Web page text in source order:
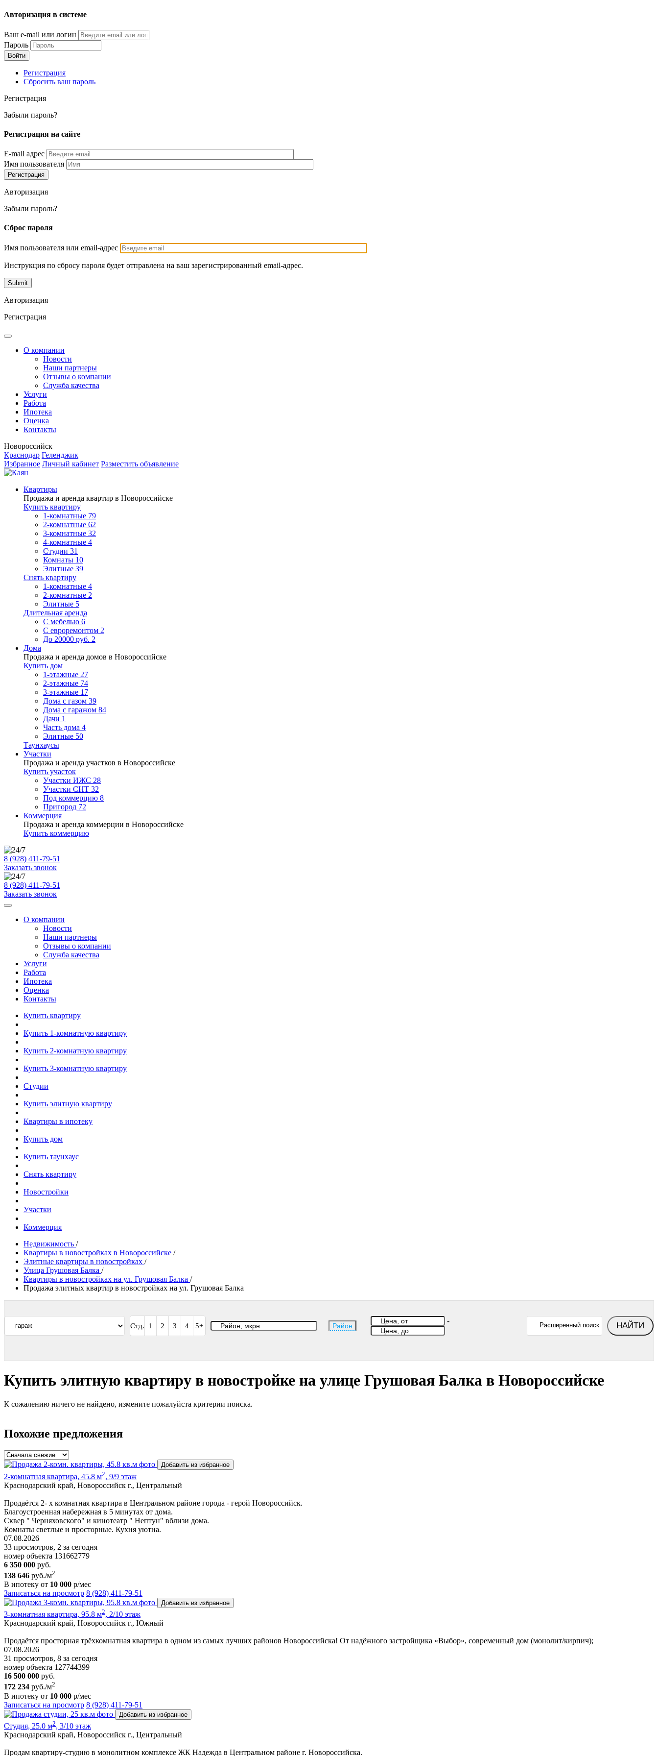
Перейти
основному
содержанию
Авторизация в системе
Ваш e-mail или логин
Пароль
Регистрация
Сбросить ваш пароль
Регистрация
Забыли пароль?
Регистрация на сайте
E-mail адрес
Имя пользователя
Авторизация
Забыли пароль?
Сброс пароля
Имя пользователя или email-адрес
Инструкция по сбросу пароля будет отправлена на ваш зарегистрированный email-адрес.
Авторизация
Регистрация
О компании
Новости
Наши партнеры
Отзывы о компании
Служба качества
Услуги
Работа
Ипотека
Оценка
Контакты
Новороссийск
Краснодар Геленджик
Избранное Личный кабинет Разместить объявление
Квартиры
Продажа и аренда квартир в Новороссийске
Купить квартиру
1-комнатные 79
2-комнатные 62
3-комнатные 32
4-комнатные 4
Студии 31
Комнаты 10
Элитные 39
Снять квартиру
1-комнатные 4
2-комнатные 2
Элитные 5
Длительная аренда
С мебелью 6
С евроремонтом 2
До 20000 руб. 2
Дома
Продажа и аренда домов в Новороссийске
Купить дом
1-этажные 27
2-этажные 74
3-этажные 17
Дома с газом 39
Дома с гаражом 84
Дачи 1
Часть дома 4
Элитные 50
Таунхаусы
Участки
Продажа и аренда участков в Новороссийске
Купить участок
Участки ИЖС 28
Участки СНТ 32
Под коммерцию 8
Пригород 72
Коммерция
Продажа и аренда коммерции в Новороссийске
Купить коммерцию
8 (928) 411-79-51
Заказать звонок
8 (928) 411-79-51
Заказать звонок
О компании
Новости
Наши партнеры
Отзывы о компании
Служба качества
Услуги
Работа
Ипотека
Оценка
Контакты
Купить квартиру
Купить 1-комнатную квартиру
Купить 2-комнатную квартиру
Купить 3-комнатную квартиру
Студии
Купить элитную квартиру
Квартиры в ипотеку
Купить дом
Купить таунхаус
Снять квартиру
Новостройки
Участки
Коммерция
Недвижимость /
Квартиры в новостройках в Новороссийске /
Элитные квартиры в новостройках /
Улица Грушовая Балка /
Квартиры в новостройках на ул. Грушовая Балка /
Продажа элитных квартир в новостройках на ул. Грушовая Балка
Стд. 1 2 3 4 5+ Район
-
Расширенный поиск НАЙТИ
Купить элитную квартиру в новостройке на улице Грушовая Балка в Новороссийске
К сожалению ничего не найдено, измените пожалуйста критерии поиска.
Похожие предложения
Добавить из избранное
2-комнатная квартира, 45.8 м2, 9/9 этаж
Краснодарский край, Новороссийск г., Центральный
Продаётся 2- х комнатная квартира в Центральном районе города - герой Новороссийск.
Благоустроенная набережная в 5 минутах от дома.
Сквер " Черняховского" и кинотеатр " Нептун" вблизи дома.
Комнаты светлые и просторные. Кухня уютна.
07.08.2026
33 просмотров, 2 за сегодня
номер объекта 131662779
6 350 000 руб.
138 646 руб./м2
В ипотеку от 10 000 р/мес
Записаться на просмотр 8 (928) 411-79-51
Добавить из избранное
3-комнатная квартира, 95.8 м2, 2/10 этаж
Краснодарский край, Новороссийск г., Южный
Продаётся просторная трёхкомнатная квартира в одном из самых лучших районов Новороссийска! От надёжного застройщика «Выбор», современный дом (монолит/кирпич);
07.08.2026
31 просмотров, 8 за сегодня
номер объекта 127744399
16 500 000 руб.
172 234 руб./м2
В ипотеку от 10 000 р/мес
Записаться на просмотр 8 (928) 411-79-51
Добавить из избранное
Студия, 25.0 м2, 3/10 этаж
Краснодарский край, Новороссийск г., Центральный
Продам квартиру-студию в монолитном комплексе ЖК Надежда в Центральном районе г. Новороссийска.